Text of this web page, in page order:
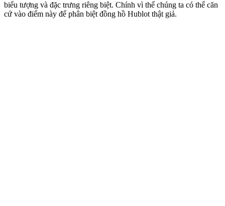
biểu tượng và đặc trưng riêng biệt. Chính vì thế chúng ta có thể căn
cứ vào điểm này để phân biệt đồng hồ Hublot thật giả.